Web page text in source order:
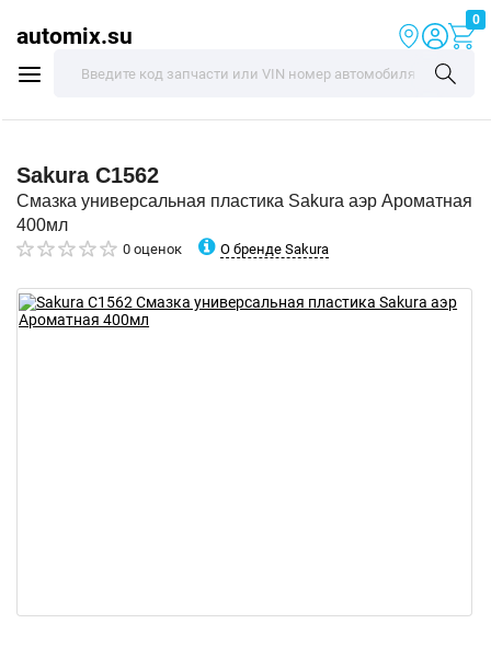
automix.su
0
Sakura C1562
Смазка универсальная пластика Sakura аэр Ароматная
400мл
0 оценок О бренде Sakura